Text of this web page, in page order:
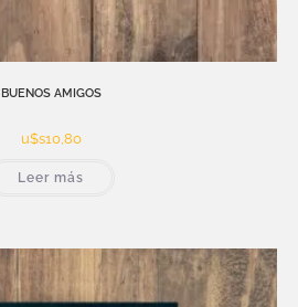
BUENOS AMIGOS
u$s10,80
Leer más